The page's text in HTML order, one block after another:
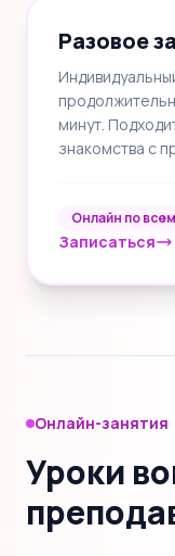
Разовое
минут.
знакомства с
Онлайн по
Записаться
Онлайн-занятия
Уроки